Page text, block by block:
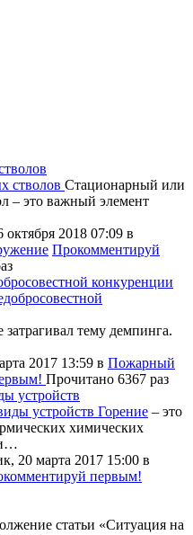
Стационарный или
– это важный элемент
2018 07:09 в
Прокомментируй
конкуренции
тему демпинга.
2017 13:59 в Пожарный
Прочитано 6367 раз
устройств
Горение – это
химических
20 марта 2017 15:00 в
первым!
статьи «Ситуация на